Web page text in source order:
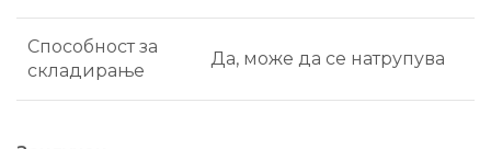
Способност за
складирање
Да, може да се натрупува